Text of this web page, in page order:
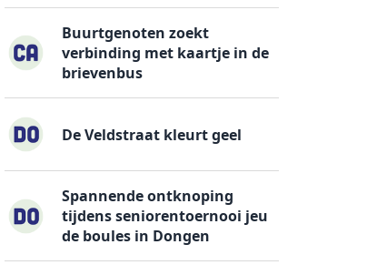
Buurtgenoten zoekt
verbinding met kaartje in de
brievenbus
De Veldstraat kleurt geel
Spannende ontknoping
tijdens seniorentoernooi jeu
de boules in Dongen